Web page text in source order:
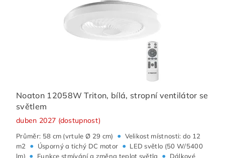
Noaton 12058W Triton, bílá, stropní ventilátor se
světlem
duben 2027 (dostupnost)
Průměr: 58 cm (vrtule Ø 29 cm) • Velikost místnosti: do 12
m2
• Úsporný a tichý DC motor • LED světlo (50 W/5400
lm) • Funkce stmívání a změna teplot světla •
Dálkové